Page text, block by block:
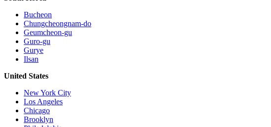
Bucheon
Chungcheongnam-do
Geumcheon-gu
Guro-gu
Gurye
Ilsan
United States
New York City
Los Angeles
Chicago
Brooklyn